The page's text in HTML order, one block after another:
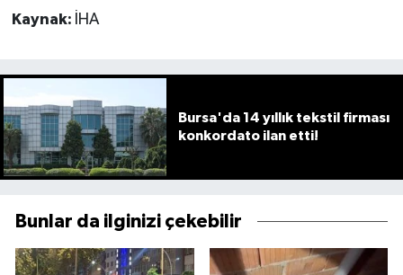
Kaynak: İHA
Bursa'da 14 yıllık tekstil firması
konkordato ilan etti!
Bunlar da ilginizi çekebilir